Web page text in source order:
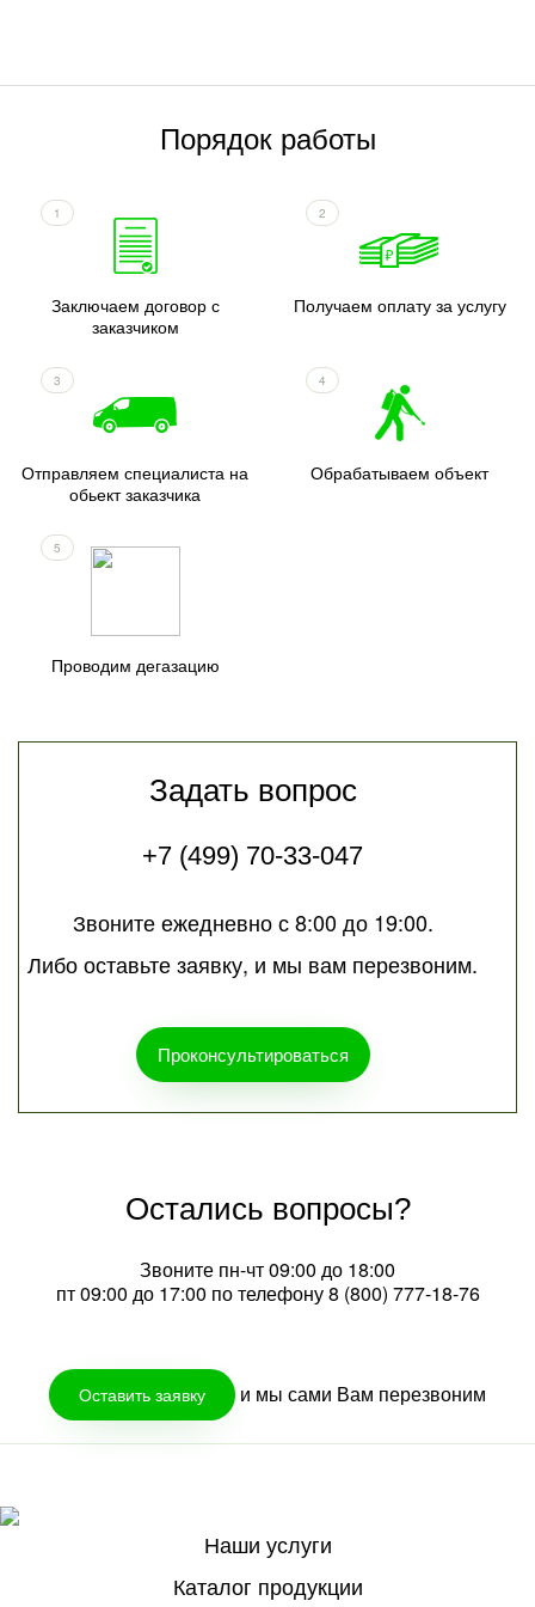
Порядок работы
1
Заключаем договор с
заказчиком
2
Получаем оплату за услугу
3
Отправляем специалиста на
обьект заказчика
4
Обрабатываем объект
5
Проводим дегазацию
Задать вопрос
+7 (499) 70-33-047
Звоните ежедневно с 8:00 до 19:00.
Либо оставьте заявку, и мы вам перезвоним.
Проконсультироваться
Остались вопросы?
Звоните пн-чт 09:00 до 18:00
пт 09:00 до 17:00 по телефону8 (800) 777-18-76
Оставить заявку и мы сами Вам перезвоним
Наши услуги
Каталог продукции